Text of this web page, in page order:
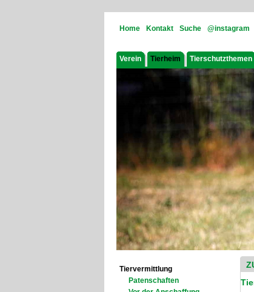
Home Kontakt Suche @instagram
Verein Tierheim Tierschutzthemen
Tiervermittlung
Patenschaften